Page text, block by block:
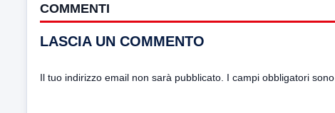
COMMENTI
LASCIA UN COMMENTO
Il tuo indirizzo email non sarà pubblicato. I campi obbligatori